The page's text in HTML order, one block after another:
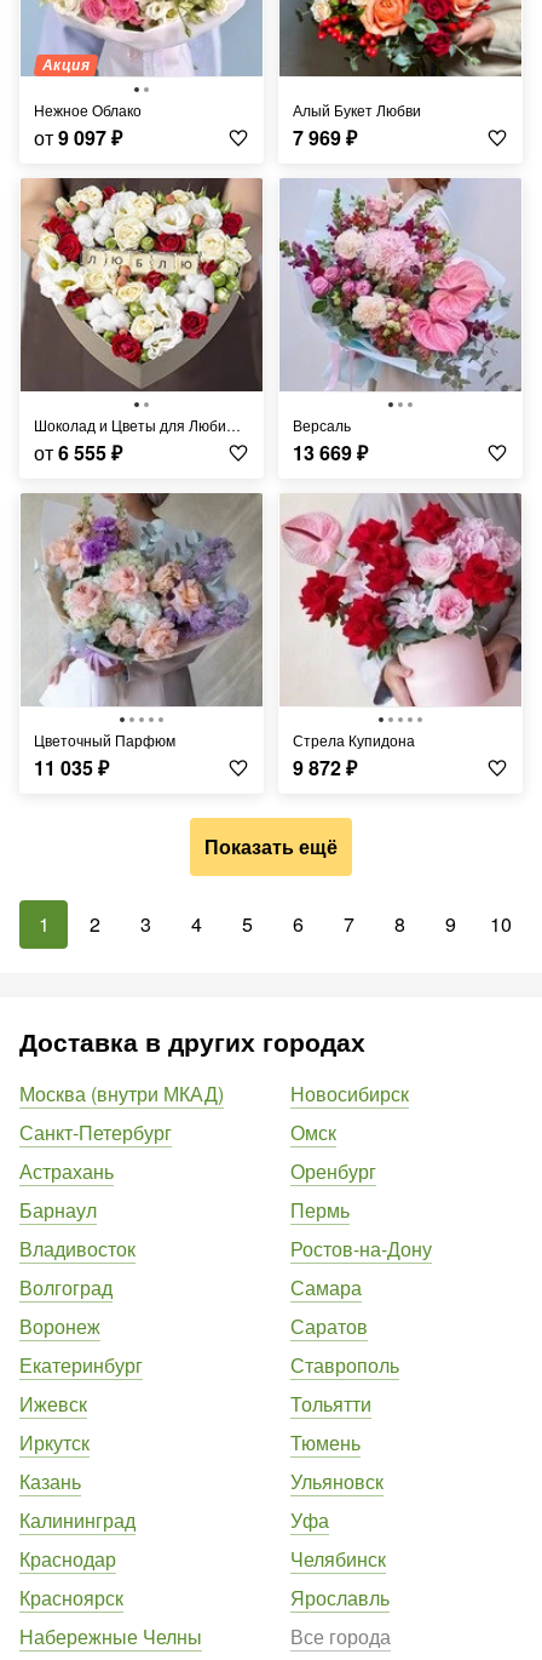
Акция
Нежное Облако
от9 097₽
Алый Букет Любви
7 969₽
Шоколад и Цветы для Любимой
от6 555₽
Версаль
13 669₽
Цветочный Парфюм
11 035₽
Стрела Купидона
9 872₽
Показать ещё
1 2 3 4 5 6 7 8 9 10
Доставка в других городах
Москва (внутри МКАД)
Санкт-Петербург
Астрахань
Барнаул
Владивосток
Волгоград
Воронеж
Екатеринбург
Ижевск
Иркутск
Казань
Калининград
Краснодар
Красноярск
Набережные Челны
Новосибирск
Омск
Оренбург
Пермь
Ростов-на-Дону
Самара
Саратов
Ставрополь
Тольятти
Тюмень
Ульяновск
Уфа
Челябинск
Ярославль
Все города